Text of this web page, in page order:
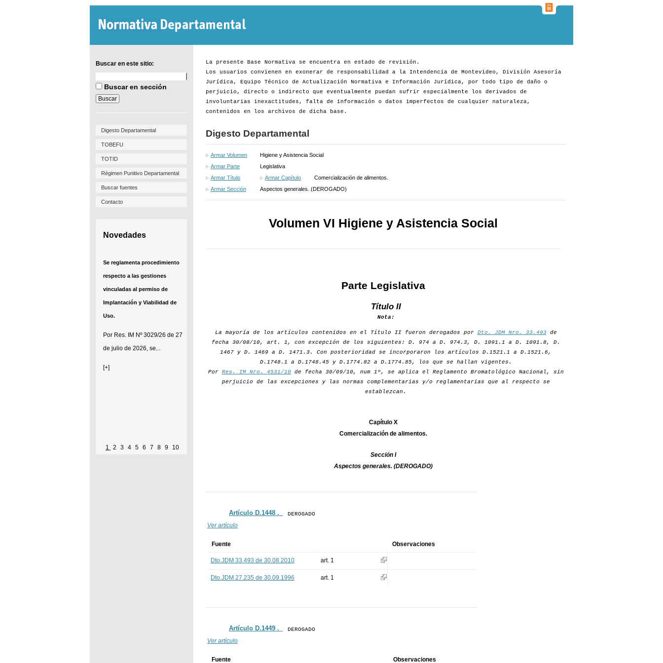
Buscar en este sitio:
en
sitio:
Buscar en sección
Digesto Departamental
TOBEFU
TOTID
Régimen Punitivo Departamental
Buscar fuentes
Contacto
Novedades
Se reglamenta procedimiento
respecto a las gestiones
vinculadas al permiso de
Implantación y Viabilidad de
Uso.
Por Res. IM Nº 3029/26 de 27
de julio de 2026, se...
[+]
1 2 3 4 5 6 7 8 9 10
La presente Base Normativa se encuentra en estado de revisión.
Los usuarios convienen en exonerar de responsabilidad a la Intendencia de Montevideo, División Asesoría
Jurídica, Equipo Técnico de Actualización Normativa e Información Jurídica, por todo tipo de daño o
perjuicio, directo o indirecto que eventualmente puedan sufrir especialmente los derivados de
involuntarias inexactitudes, falta de información o datos imperfectos de cualquier naturaleza,
contenidos en los archivos de dicha base.
Digesto Departamental
Armar Volumen
Higiene y Asistencia Social
Armar Parte
Legislativa
Armar Título
Armar Capítulo
Comercialización de alimentos.
Armar Sección
Aspectos generales. (DEROGADO)
Volumen VI Higiene y Asistencia Social
Parte Legislativa
Título II
Nota:
La mayoría de los artículos contenidos en el Título II fueron derogados por Dto. JDM Nro. 33.493de
fecha 30/08/10, art. 1, con excepción de los siguientes: D. 974 a D. 974.3, D. 1091.1 a D. 1091.8, D.
1467 y D. 1469 a D. 1471.3. Con posterioridad se incorporaron los artículos D.1521.1 a D.1521.6,
D.1748.1 a D.1748.45 y D.1774.82 a D.1774.85, los que se hallan vigentes.
Por Res. IM Nro. 4531/10de fecha 30/09/10, num 1º, se aplica el Reglamento Bromatológico Nacional, sin
perjuicio de las excepciones y las normas complementarias y/o reglamentarias que al respecto se
establezcan.
Capítulo X
Comercialización de alimentos.
Sección I
Aspectos generales. (DEROGADO)
Artículo D.1448 ._ DEROGADO
Ver artículo
Fuente Observaciones
Dto.JDM 33.493 de 30.08.2010 art. 1
Dto.JDM 27.235 de 30.09.1996 art. 1
Artículo D.1449 ._ DEROGADO
Ver artículo
Fuente Observaciones